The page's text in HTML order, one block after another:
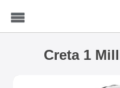
Creta 1